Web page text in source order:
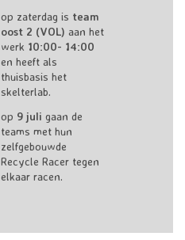
op zaterdag is team
oost 2 (VOL) aan het
werk 10:00- 14:00
en heeft als
thuisbasis het
skelterlab.
op 9 juli gaan de
teams met hun
zelfgebouwde
Recycle Racer tegen
elkaar racen.